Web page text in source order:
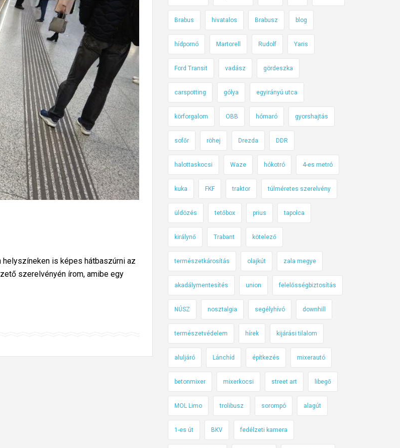
helyszíneken is képes hátbaszúrni az
szerelvényén írom, amibe egy
Brabus hivatalos Brabusz blog
hídpornó Martorell Rudolf Yaris
Ford Transit vadász gördeszka
carspotting gólya egyirányú utca
körforgalom OBB hómaró gyorshajtás
sofőr röhej Drezda DDR
halottaskocsi Waze hókotró 4-es metró
kuka FKF traktor túlméretes szerelvény
üldözés tetőbox prius tapolca
királynő Trabant kötelező
természetkárosítás olajkút zala megye
akadálymentesítés union felelősségbiztosítás
NÚSZ nosztalgia segélyhívó downhill
természetvédelem hírek kijárási tilalom
aluljáró Lánchíd építkezés mixerautó
betonmixer mixerkocsi street art libegő
MOL Limo trolibusz sorompó alagút
1-es út BKV fedélzeti kamera